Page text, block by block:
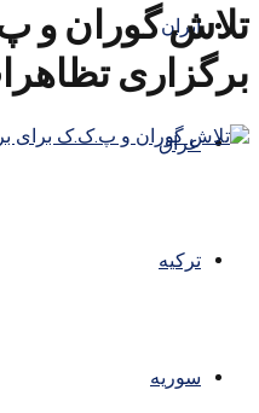
ایران
عراق
ترکیه
سوریه
تلاش گوران و
برگزاری